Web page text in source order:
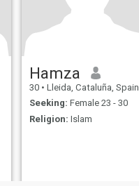
Hamza
30 • Lleida, Cataluña, Spain
Seeking: Female 23 - 30
Religion: Islam